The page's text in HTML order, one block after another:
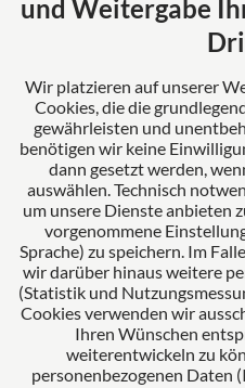
Mertl Pösl Rechtsanwälte
Fortschritt und
Partner stehen wir für
erstklassige Betreuung
Das europäische
und Weitergabe
Wir platzieren auf unserer
Cookies, die die
gewährleisten und
benötigen wir keine
dann gesetzt werden,
auswählen. Technisch
um unsere Dienste anbieten
vorgenommene
Sprache) zu speichern. Im
wir darüber hinaus weitere
(Statistik und
Cookies verwenden wir
Ihren Wünschen
weiterentwickeln zu
personenbezogenen Daten